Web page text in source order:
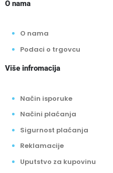
O nama
O nama
Podaci o trgovcu
Više infromacija
Način isporuke
Načini plaćanja
Sigurnost plaćanja
Reklamacije
Uputstvo za kupovinu